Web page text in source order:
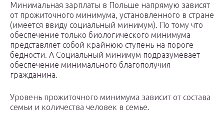
Минимальная зарплаты в Польше напрямую зависят
от прожиточного минимума, установленного в стране
(имеется ввиду социальный минимум). По тому что
обеспечение только биологического минимума
представляет собой крайнюю ступень на пороге
бедности. А Социальный минимум подразумевает
обеспечение минимального благополучия
гражданина.
Уровень прожиточного минимума зависит от состава
семьи и количества человек в семье.